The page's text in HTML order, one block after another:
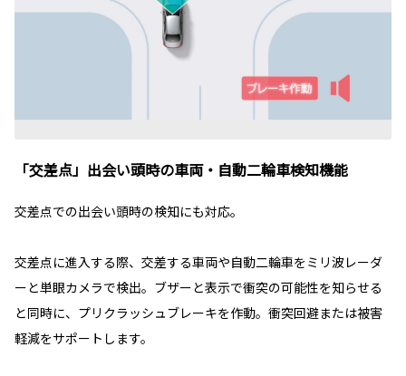
「交差点」出会い頭時の車両・自動二輪車検知機能
交差点での出会い頭時の検知にも対応。
交差点に進入する際、交差する車両や自動二輪車をミリ波レーダ
ーと単眼カメラで検出。ブザーと表示で衝突の可能性を知らせる
と同時に、プリクラッシュブレーキを作動。衝突回避または被害
軽減をサポートします。